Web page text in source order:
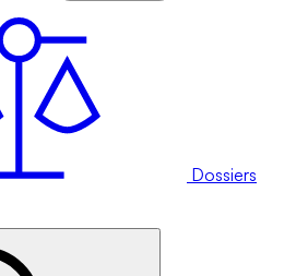
Dossiers